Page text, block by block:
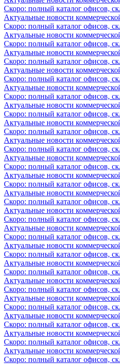
Скоро: полный каталог офисов,
Актуальные новости
Скоро: полный каталог офисов,
Актуальные новости
Скоро: полный каталог офисов,
Актуальные новости
Скоро: полный каталог офисов,
Актуальные новости
Скоро: полный каталог офисов,
Актуальные новости
Скоро: полный каталог офисов,
Актуальные новости
Скоро: полный каталог офисов,
Актуальные новости
Скоро: полный каталог офисов,
Актуальные новости
Скоро: полный каталог офисов,
Актуальные новости
Скоро: полный каталог офисов,
Актуальные новости
Скоро: полный каталог офисов,
Актуальные новости
Скоро: полный каталог офисов,
Актуальные новости
Скоро: полный каталог офисов,
Актуальные новости
Скоро: полный каталог офисов,
Актуальные новости
Скоро: полный каталог офисов,
Актуальные новости
Скоро: полный каталог офисов,
Актуальные новости
Скоро: полный каталог офисов,
Актуальные новости
Скоро: полный каталог офисов,
Актуальные новости
Скоро: полный каталог офисов,
Актуальные новости
Скоро: полный каталог офисов,
Актуальные новости
Скоро: полный каталог офисов,